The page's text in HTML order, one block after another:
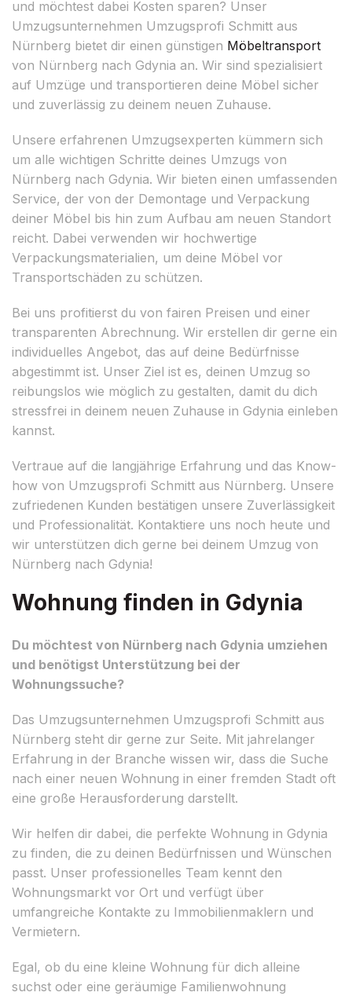
und möchtest dabei Kosten sparen? Unser
Umzugsunternehmen Umzugsprofi Schmitt aus
Nürnberg bietet dir einen günstigen Möbeltransport
von Nürnberg nach Gdynia an. Wir sind spezialisiert
auf Umzüge und transportieren deine Möbel sicher
und zuverlässig zu deinem neuen Zuhause.
Unsere erfahrenen Umzugsexperten kümmern sich
um alle wichtigen Schritte deines Umzugs von
Nürnberg nach Gdynia. Wir bieten einen umfassenden
Service, der von der Demontage und Verpackung
deiner Möbel bis hin zum Aufbau am neuen Standort
reicht. Dabei verwenden wir hochwertige
Verpackungsmaterialien, um deine Möbel vor
Transportschäden zu schützen.
Bei uns profitierst du von fairen Preisen und einer
transparenten Abrechnung. Wir erstellen dir gerne ein
individuelles Angebot, das auf deine Bedürfnisse
abgestimmt ist. Unser Ziel ist es, deinen Umzug so
reibungslos wie möglich zu gestalten, damit du dich
stressfrei in deinem neuen Zuhause in Gdynia einleben
kannst.
Vertraue auf die langjährige Erfahrung und das Know-
how von Umzugsprofi Schmitt aus Nürnberg. Unsere
zufriedenen Kunden bestätigen unsere Zuverlässigkeit
und Professionalität. Kontaktiere uns noch heute und
wir unterstützen dich gerne bei deinem Umzug von
Nürnberg nach Gdynia!
Wohnung finden in Gdynia
Du möchtest von Nürnberg nach Gdynia umziehen
und benötigst Unterstützung bei der
Wohnungssuche?
Das Umzugsunternehmen Umzugsprofi Schmitt aus
Nürnberg steht dir gerne zur Seite. Mit jahrelanger
Erfahrung in der Branche wissen wir, dass die Suche
nach einer neuen Wohnung in einer fremden Stadt oft
eine große Herausforderung darstellt.
Wir helfen dir dabei, die perfekte Wohnung in Gdynia
zu finden, die zu deinen Bedürfnissen und Wünschen
passt. Unser professionelles Team kennt den
Wohnungsmarkt vor Ort und verfügt über
umfangreiche Kontakte zu Immobilienmaklern und
Vermietern.
Egal, ob du eine kleine Wohnung für dich alleine
suchst oder eine geräumige Familienwohnung